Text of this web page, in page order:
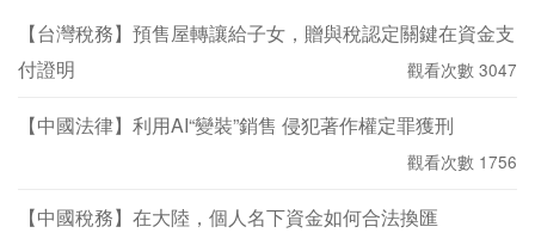
【台灣稅務】預售屋轉讓給子女，贈與稅認定關鍵在資金支
付證明
觀看次數 3047
【中國法律】利用AI“變裝”銷售 侵犯著作權定罪獲刑
觀看次數 1756
【中國稅務】在大陸，個人名下資金如何合法換匯